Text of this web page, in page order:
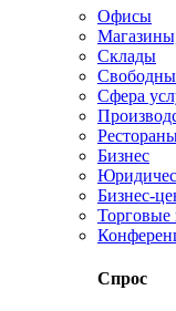
Офисы
Склады
Сфера
Бизнес
Бизнес-
Торговые
Спрос